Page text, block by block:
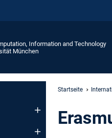
Information and Technology
München
Startseite